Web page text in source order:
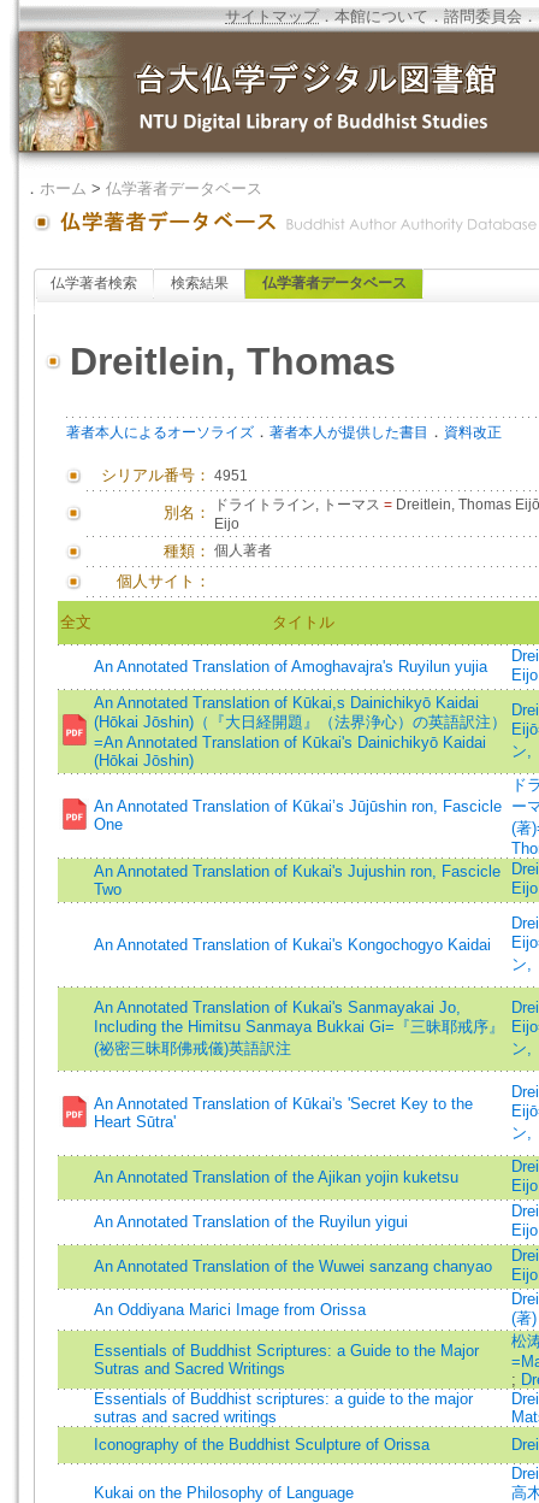
サイトマップ．本館について ．諮問委員会 ．
． ホーム > 仏学著者データベース
仏学著者検索 検索結果 仏学著者データベース
Dreitlein, Thomas
著者本人によるオーソライズ ． 著者本人が提供した書目 ． 資料改正
シリアル番号： 4951
別名： ドライトライン, トーマス = Dreitlein, Thomas
Eijo
種類： 個人著者
個人サイト：
全文 タイトル
An Annotated Translation of Amoghavajra's Ruyilun yujia
An Annotated Translation of Kūkai,s Dainichikyō Kaidai
(Hōkai Jōshin)（『大日経開題』（法界浄心）の英語訳注）
=An Annotated Translation of Kūkai's Dainichikyō Kaidai
(Hōkai Jōshin)
ン,
An Annotated Translation of Kūkai’s Jūjūshin ron, Fascicle
One
ド
ー
(著
An Annotated Translation of Kukai's Jujushin ron, Fascicle
Two
An Annotated Translation of Kukai's Kongochogyo Kaidai
ン,
An Annotated Translation of Kukai's Sanmayakai Jo,
Including the Himitsu Sanmaya Bukkai Gi=『三昧耶戒序』
(祕密三昧耶佛戒儀)英語訳注
ン,
An Annotated Translation of Kūkai's 'Secret Key to the
Heart Sūtra'
ン,
An Annotated Translation of the Ajikan yojin kuketsu
An Annotated Translation of the Ruyilun yigui
An Annotated Translation of the Wuwei sanzang chanyao
An Oddiyana Marici Image from Orissa
(著)
Essentials of Buddhist Scriptures: a Guide to the Major
Sutras and Sacred Writings
松
;
Essentials of Buddhist scriptures: a guide to the major
sutras and sacred writings
Iconography of the Buddhist Sculpture of Orissa
Kukai on the Philosophy of Language
高